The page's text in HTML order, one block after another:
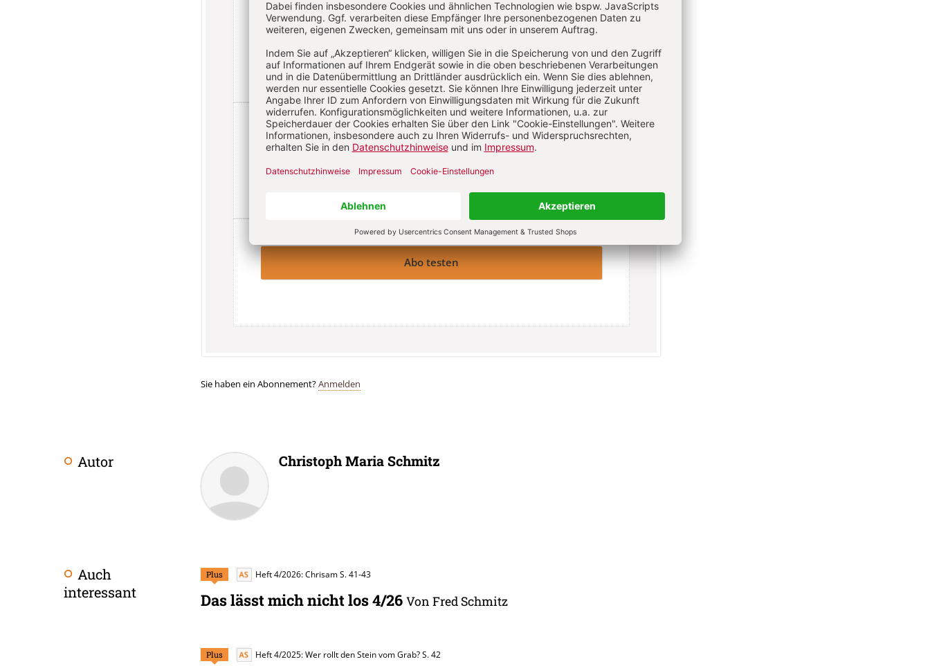
3 Hefte + 3 Hefte digital 0,00 €
danach84,70 € für 11 Ausgaben pro Jahr + Digitalzugang
inkl. MwSt., zzgl. 13,75 € Versand (D)
Im Abo Im Digital-Abo
Abo testen
Sie haben ein Abonnement?Anmelden
Überschrift
Autor Christoph Maria Schmitz
Auch
interessant
Plus Heft 4/2026: Chrisam S. 41-43
Das lässt mich nicht los 4/26 Von Fred Schmitz
Plus Heft 4/2025: Wer rollt den Stein vom Grab? S. 42